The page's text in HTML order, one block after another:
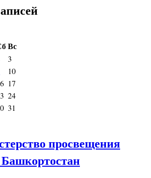
Вс
3
10
17
24
31
просвещения